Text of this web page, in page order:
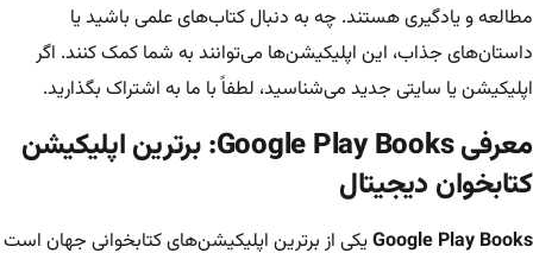
مطالعه و یادگیری هستند. چه به دنبال کتاب‌های علمی باشید یا
داستان‌های جذاب، این اپلیکیشن‌ها می‌توانند به شما کمک کنند. اگر
اپلیکیشن یا سایتی جدید می‌شناسید، لطفاً با ما به اشتراک بگذارید.
معرفی Google Play Books: برترین اپلیکیشن
کتابخوان دیجیتال
Google Play Booksیکی از برترین اپلیکیشن‌های کتابخوانی جهان است